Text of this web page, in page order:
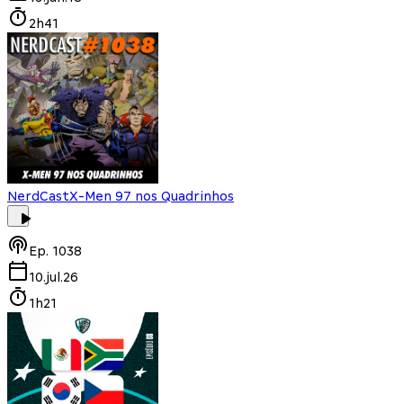
2h41
NerdCastX-Men 97 nos Quadrinhos
Ep. 1038
10.jul.26
1h21